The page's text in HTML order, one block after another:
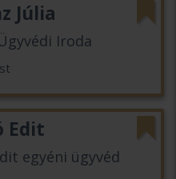
Júlia
Iroda
Edit
egyéni ügyvéd